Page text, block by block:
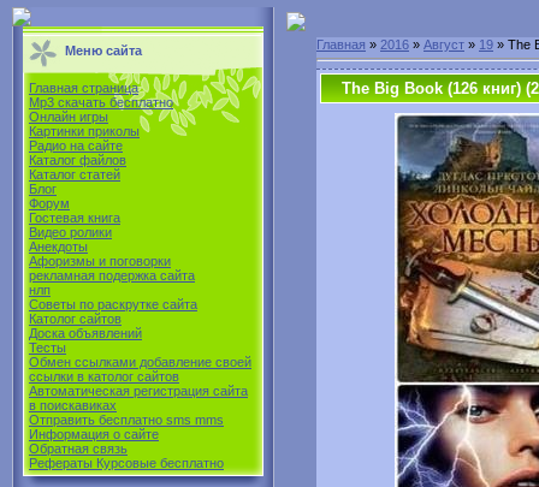
Меню сайта
Главная страница
Mp3 скачать бесплатно
Онлайн игры
Картинки приколы
Радио на сайте
Каталог файлов
Каталог статей
Блог
Форум
Гостевая книга
Видео ролики
Анекдоты
Афоризмы и поговорки
рекламная подержка сайта
нлп
Советы по раскрутке сайта
Католог сайтов
Доска объявлений
Тесты
Обмен ссылками добавление своей
ссылки в католог сайтов
Автоматическая регистрация сайта
в поиcкавиках
Отправить бесплатно sms mms
Информация о сайте
Обратная связь
Рефераты Курсовые бесплатно
Главная » 2016 » Август » 19 » The
The Big Book (126 книг)